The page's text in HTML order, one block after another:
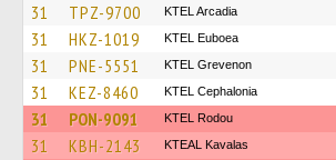
31 TPZ-9700 KTEL Arcadia
31 HKZ-1019 ΚΤΕL Euboea
31 PNE-5551 ΚΤΕL Grevenon
31 KEZ-8460 KTEL Cephalonia
31 PON-9091 ΚΤΕL Rodou
31 KBH-2143 KTEAL Kavalas